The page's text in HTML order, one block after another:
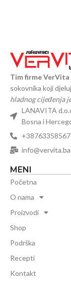
Tim firme VerVita
sokovnika koji
hladnog cijeđenja
LANAVITA
Bosna i
info@vervita.ba
MENI
Početna
O nama
Proizvodi
Shop
Podrška
Recepti
Kontakt